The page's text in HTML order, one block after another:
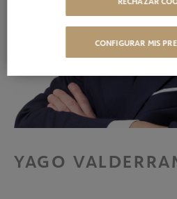
YAGO
CONFIGURAR MIS